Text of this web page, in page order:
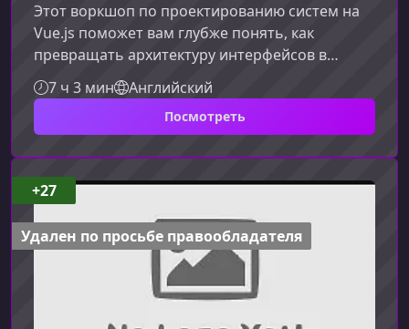
Этот воркшоп по проектированию систем на
Vue.js поможет вам глубже понять, как
превращать архитектуру интерфейсов в
хорошо структурированные, масштабируемые
и поддерживаемые системы. Вы узнаете, как
мыслить системно, организовывать код и
систем в реальных проектах.О чем этот
воркшопНа занятии вы шаг за шагом
разберете создание небольшой
Todo‑апликации на Vue.js, изучите ключевые
элементы дизайн-систем и узна
7 ч 3 мин Английский
Посмотреть
+27
Удален по просьбе правообладателя